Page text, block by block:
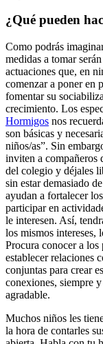
¿Qué pueden
Como podrás
medidas a tomar
actuaciones que, en
comenzar a poner en
fomentar su
crecimiento. Los
Hormigos nos
son básicas y
niños/as”. Sin
inviten a compañeros
del colegio y déjales
sin estar demasiado
ayudan a fortalecer
participar en
le interesen. Así,
los mismos intereses,
Procura conocer a los
establecer relaciones
conjuntas para crear
conexiones, siempre
agradable.
Muchos niños les
la hora de contarles